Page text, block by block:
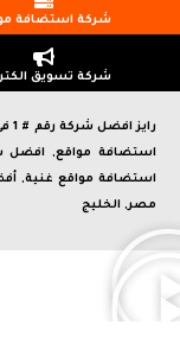
شركة استضافة
شركة تسويق
استضافة مواقع,
استضافة مواقع غنية,
مصر, الخليج